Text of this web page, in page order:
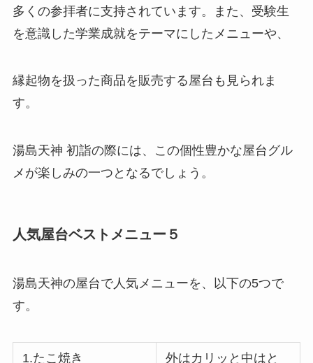
多くの参拝者に支持されています。また、受験生
を意識した学業成就をテーマにしたメニューや、
縁起物を扱った商品を販売する屋台も見られま
す。
湯島天神 初詣の際には、この個性豊かな屋台グル
メが楽しみの一つとなるでしょう。
人気屋台ベストメニュー５
湯島天神の屋台で人気メニューを、以下の5つで
す。
1.たこ焼き
外はカリッと中はと